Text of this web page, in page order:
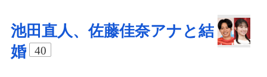
池田直人、佐藤佳奈アナと結
婚
40